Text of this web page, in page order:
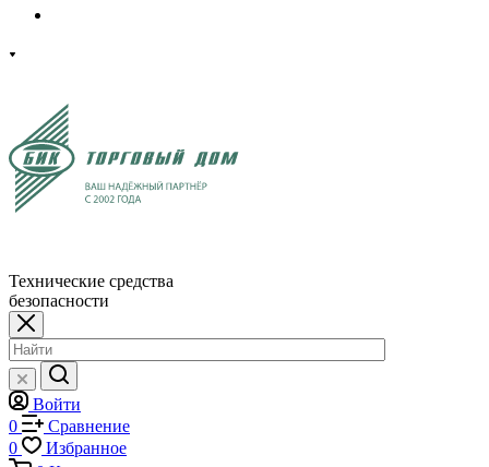
Технические средства
безопасности
Войти
0
Сравнение
0
Избранное